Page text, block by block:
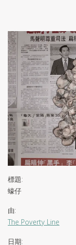
Slide 2 of 3
標題:
蠔仔
由:
The Poverty Line
日期: